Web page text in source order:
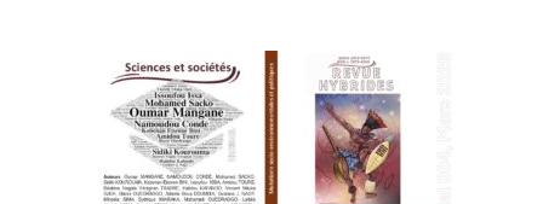
Frais de
Se Connecter